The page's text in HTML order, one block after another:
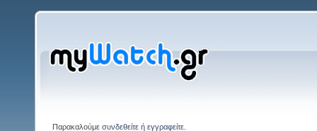
Παρακαλούμε συνδεθείτε ή εγγραφείτε